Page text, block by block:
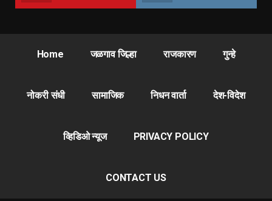
Home जळगाव जिल्हा राजकारण गुन्हे
नोकरी संधी सामाजिक निधन वार्ता देश-विदेश
व्हिडिओ न्यूज PRIVACY POLICY
CONTACT US